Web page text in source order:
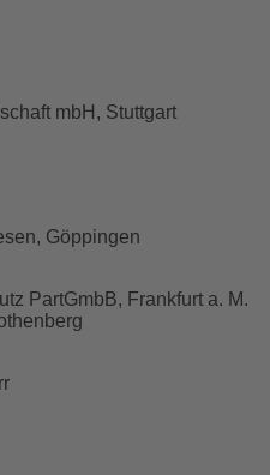
mbH, Stuttgart
Göppingen
PartGmbB, Frankfurt a. M.